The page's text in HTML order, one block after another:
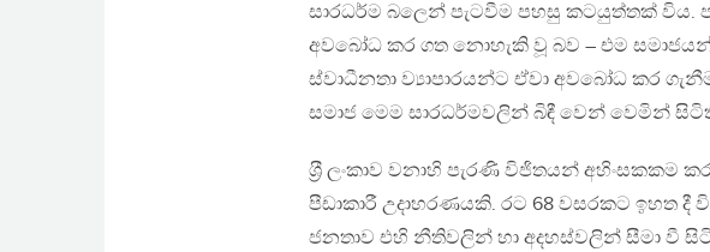
සාරධර්ම බලෙන් පැටවීම පහසු කටයුත්තක් විය.
අවබෝධ කර ගත නොහැකි වූ බව – එම
ස්වාධීනතා ව්‍යාපාරයන්ට ඒවා අවබෝධ කර
සමාජ මෙම සාරධර්මවලින් බිඳී වෙන් වෙමින්
ශ‍්‍රී ලංකාව වනාහි පැරණි විජිතයන් අහිංසකකම
පීඩාකාරී උදාහරණයකි. රට 68 වසරකට ඉහත දී
ජනතාව එහි නීතිවලින් හා අදහස්වලින් සීමා වී